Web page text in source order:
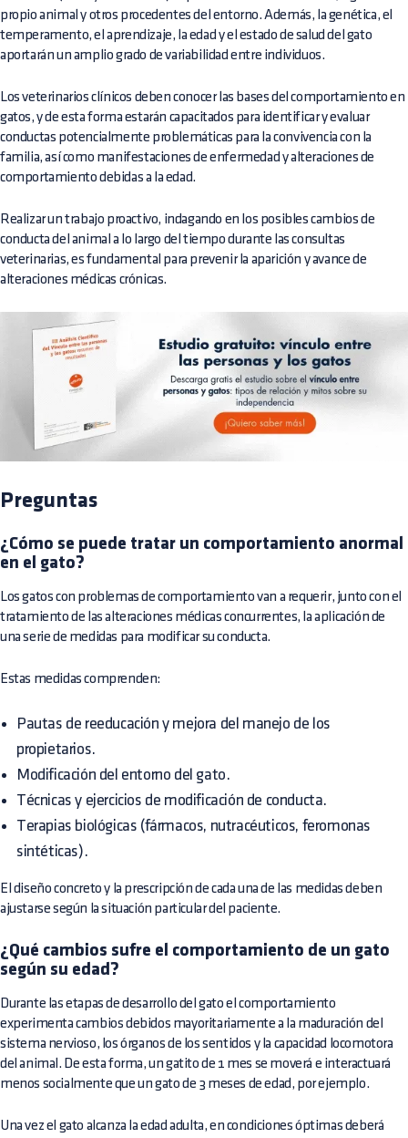
propio animal y otros procedentes del entorno. Además, la genética, el
temperamento, el aprendizaje, la edad y el estado de salud del gato
aportarán un amplio grado de variabilidad entre individuos.
Los veterinarios clínicos deben conocer las bases del comportamiento en
gatos, y de esta forma estarán capacitados para identificar y evaluar
conductas potencialmente problemáticas para la convivencia con la
familia, así como manifestaciones de enfermedad y alteraciones de
comportamiento debidas a la edad.
Realizar un trabajo proactivo, indagando en los posibles cambios de
conducta del animal a lo largo del tiempo durante las consultas
veterinarias, es fundamental para prevenir la aparición y avance de
alteraciones médicas crónicas.
Preguntas
¿Cómo se puede tratar un comportamiento anormal
en el gato?
Los gatos con problemas de comportamiento van a requerir, junto con el
tratamiento de las alteraciones médicas concurrentes, la aplicación de
una serie de medidas para modificar su conducta.
Estas medidas comprenden:
Pautas de reeducación y mejora del manejo de los
propietarios.
Modificación del entorno del gato.
Técnicas y ejercicios de modificación de conducta.
Terapias biológicas (fármacos, nutracéuticos, feromonas
sintéticas).
El diseño concreto y la prescripción de cada una de las medidas deben
ajustarse según la situación particular del paciente.
¿Qué cambios sufre el comportamiento de un gato
según su edad?
Durante las etapas de desarrollo del gato el comportamiento
experimenta cambios debidos mayoritariamente a la maduración del
sistema nervioso, los órganos de los sentidos y la capacidad locomotora
del animal. De esta forma, un gatito de 1 mes se moverá e interactuará
menos socialmente que un gato de 3 meses de edad, por ejemplo.
Una vez el gato alcanza la edad adulta, en condiciones óptimas deberá